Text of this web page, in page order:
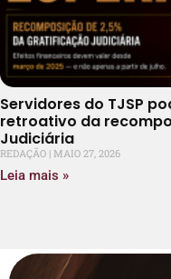
Servidores do TJSP
retroativo da
Judiciária
REDAÇÃO MAIO 27, 2026
Leia mais »